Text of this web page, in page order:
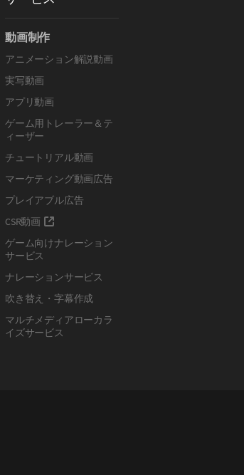
動画制作
アニメーション解説動画
実写動画
アプリ動画
ゲーム用トレーラー＆テ
ィーザー
チュートリアル動画
マーケティング動画広告
プレイアブル広告
CSR動画
ゲーム向けナレーション
サービス
ナレーションサービス
吹き替え・字幕作成
マルチメディアローカラ
イズサービス